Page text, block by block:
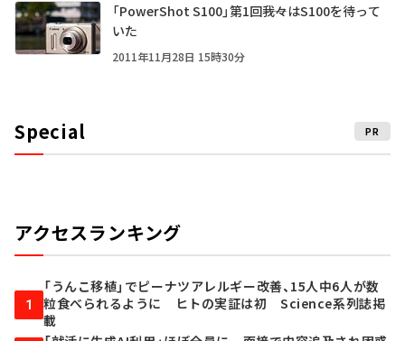
「PowerShot S100」第1回――我々はS100を待って
いた
2011年11月28日 15時30分
Special PR
アクセスランキング
1
「うんこ移植」でピーナツアレルギー改善、15人中6人が数
粒食べられるように ヒトの実証は初 Science系列誌掲
載